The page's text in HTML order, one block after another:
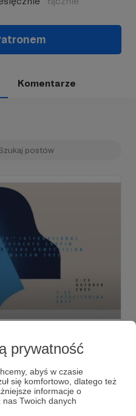
prywatność
abyś w czasie
się komfortowo, dlatego też
informacje o
Twoich danych
Komentarze
(PR II Program, TVP
Konkursu
Kwiecińska Eric Lu